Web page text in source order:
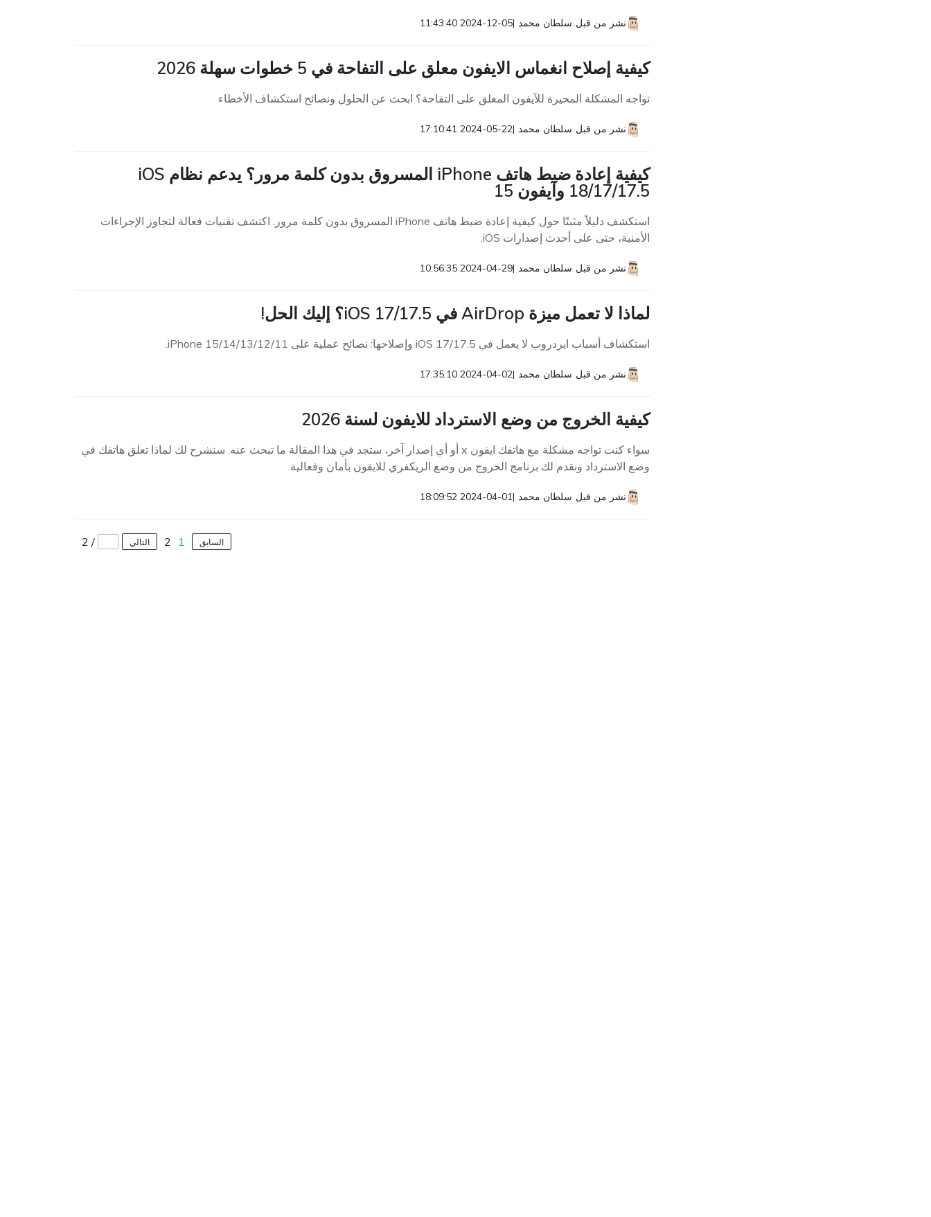
نشر من قبل سلطان محمد |
2024-12-05 11:43:40
كيفية إصلاح انغماس الايفون معلق على التفاحة في 5 خطوات سهلة 2026
تواجه المشكلة المحيرة للآيفون المعلق على التفاحة؟ ابحث عن الحلول ونصائح استكشاف الأخطاء
نشر من قبل سلطان محمد |
2024-05-22 17:10:41
كيفية إعادة ضبط هاتف iPhone المسروق بدون كلمة مرور؟ يدعم نظام iOS
18/17/17.5 وآيفون 15
استكشف دليلاً مثبتًا حول كيفية إعادة ضبط هاتف iPhone المسروق بدون كلمة مرور. اكتشف تقنيات فعالة لتجاوز الإجراءات
الأمنية، حتى على أحدث إصدارات iOS.
نشر من قبل سلطان محمد |
2024-04-29 10:56:35
لماذا لا تعمل ميزة AirDrop في iOS 17/17.5؟ إليك الحل!
استكشاف أسباب ايردروب لا يعمل في iOS 17/17.5 وإصلاحها: نصائح عملية على iPhone 15/14/13/12/11.
نشر من قبل سلطان محمد |
2024-04-02 17:35:10
كيفية الخروج من وضع الاسترداد للايفون لسنة 2026
سواء كنت تواجه مشكلة مع هاتفك ايفون x أو أي إصدار آخر، ستجد في هذا المقالة ما تبحث عنه. سنشرح لك لماذا تعلق هاتفك في
وضع الاسترداد ونقدم لك برنامج الخروج من وضع الريكفري للايفون بأمان وفعالية.
نشر من قبل سلطان محمد |
2024-04-01 18:09:52
السابق 1
2 التالي /
2